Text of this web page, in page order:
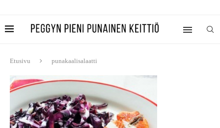
Etusivu punakaalisalaatti